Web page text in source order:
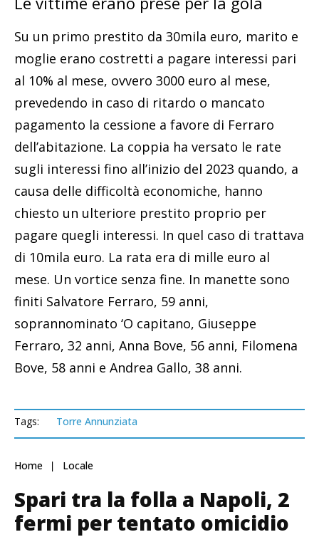
Su un primo prestito da 30mila euro, marito e
moglie erano costretti a pagare interessi pari
al 10% al mese, ovvero 3000 euro al mese,
prevedendo in caso di ritardo o mancato
pagamento la cessione a favore di Ferraro
dell’abitazione. La coppia ha versato le rate
sugli interessi fino all’inizio del 2023 quando, a
causa delle difficoltà economiche, hanno
chiesto un ulteriore prestito proprio per
pagare quegli interessi. In quel caso di trattava
di 10mila euro. La rata era di mille euro al
mese. Un vortice senza fine. In manette sono
finiti Salvatore Ferraro, 59 anni,
soprannominato ‘O capitano, Giuseppe
Ferraro, 32 anni, Anna Bove, 56 anni, Filomena
Bove, 58 anni e Andrea Gallo, 38 anni.
Tags: Torre Annunziata
Home Locale
Spari tra la folla a Napoli, 2
fermi per tentato omicidio